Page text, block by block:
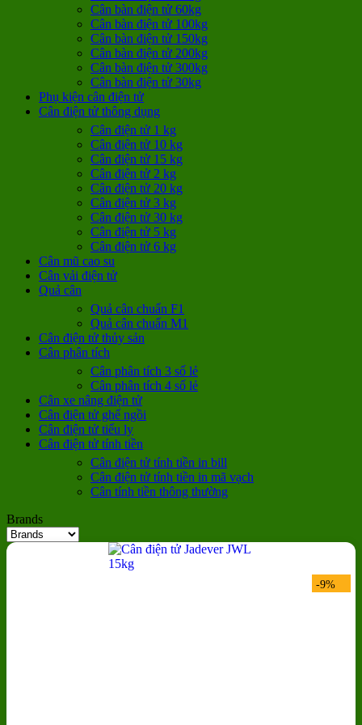
Cân bàn điện tử 60kg
Cân bàn điện tử 100kg
Cân bàn điện tử 150kg
Cân bàn điện tử 200kg
Cân bàn điện tử 300kg
Cân bàn điện tử 30kg
Phụ kiện cân điện tử
Cân điện tử thông dụng
Cân điện tử 1 kg
Cân điện tử 10 kg
Cân điện tử 15 kg
Cân điện tử 2 kg
Cân điện tử 20 kg
Cân điện tử 3 kg
Cân điện tử 30 kg
Cân điện tử 5 kg
Cân điện tử 6 kg
Cân mũ cao su
Cân vải điện tử
Quả cân
Quả cân chuẩn F1
Quả cân chuẩn M1
Cân điện tử thủy sản
Cân phân tích
Cân phân tích 3 số lẻ
Cân phân tích 4 số lẻ
Cân xe nâng điện tử
Cân điện tử ghế ngồi
Cân điện tử tiểu ly
Cân điện tử tính tiền
Cân điện tử tính tiền in bill
Cân điện tử tính tiền in mã vạch
Cân tính tiền thông thường
Brands
-9%